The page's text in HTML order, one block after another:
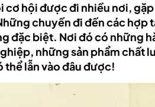
cơ hội được đi nhiều nơi,
chuyến đi đến các hợp
đặc biệt. Nơi đó có những
những sản phẩm chất
thể lẫn vào đâu được!